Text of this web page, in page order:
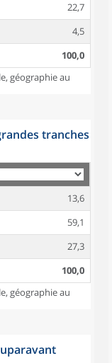
22,7
4,5
100,0
géographie au
tranches
13,6
59,1
27,3
100,0
géographie au